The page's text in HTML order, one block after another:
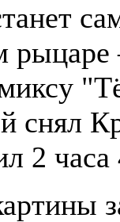
рыцаре
снял
2